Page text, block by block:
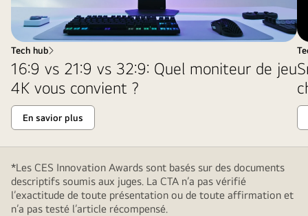
Tech hub
16:9 vs 21:9 vs 32:9: Quel moniteur de jeu
4K vous convient ?
En savior plus
*Les CES Innovation Awards sont basés sur des documents
descriptifs soumis aux juges. La CTA n’a pas vérifié
l’exactitude de toute présentation ou de toute affirmation et
n’a pas testé l’article récompensé.